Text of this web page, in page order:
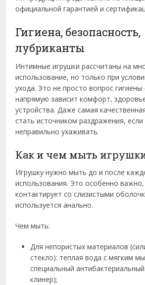
официальной гарантией и
Гигиена, безопасность,
лубриканты
Интимные игрушки рассчитаны на
использование, но только при
ухода. Это не просто вопрос
напрямую зависит комфорт,
устройства. Даже самая
стать источником раздражения, если
неправильно ухаживать.
Как и чем мыть
Игрушку нужно мыть до и после
использования. Это особенно важно,
контактирует со слизистыми
используется анально.
Чем мыть:
Для непористых материалов
стекло): теплая вода с мягким
специальный
клинер);